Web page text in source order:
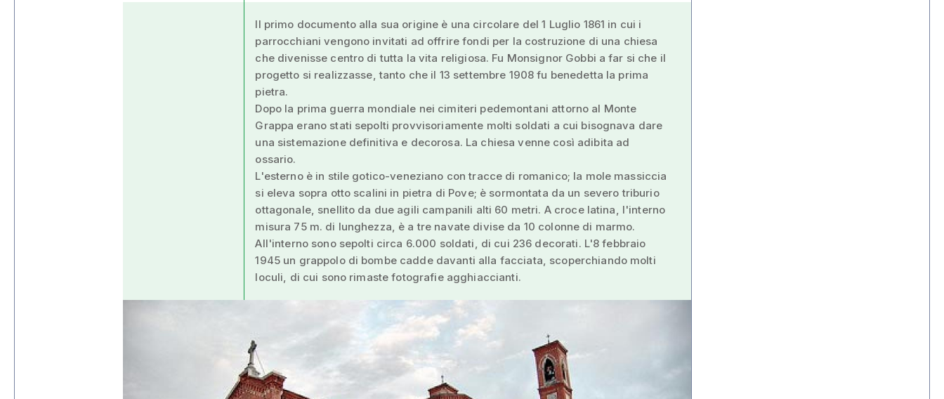
Il primo documento alla sua origine è una circolare del 1 Luglio 1861 in cui i
parrocchiani vengono invitati ad offrire fondi per la costruzione di una chiesa
che divenisse centro di tutta la vita religiosa. Fu Monsignor Gobbi a far si che il
progetto si realizzasse, tanto che il 13 settembre 1908 fu benedetta la prima
pietra.
Dopo la prima guerra mondiale nei cimiteri pedemontani attorno al Monte
Grappa erano stati sepolti provvisoriamente molti soldati a cui bisognava dare
una sistemazione definitiva e decorosa. La chiesa venne così adibita ad
ossario.
L'esterno è in stile gotico-veneziano con tracce di romanico; la mole massiccia
si eleva sopra otto scalini in pietra di Pove; è sormontata da un severo triburio
ottagonale, snellito da due agili campanili alti 60 metri. A croce latina, l'interno
misura 75 m. di lunghezza, è a tre navate divise da 10 colonne di marmo.
All'interno sono sepolti circa 6.000 soldati, di cui 236 decorati. L'8 febbraio
1945 un grappolo di bombe cadde davanti alla facciata, scoperchiando molti
loculi, di cui sono rimaste fotografie agghiaccianti.